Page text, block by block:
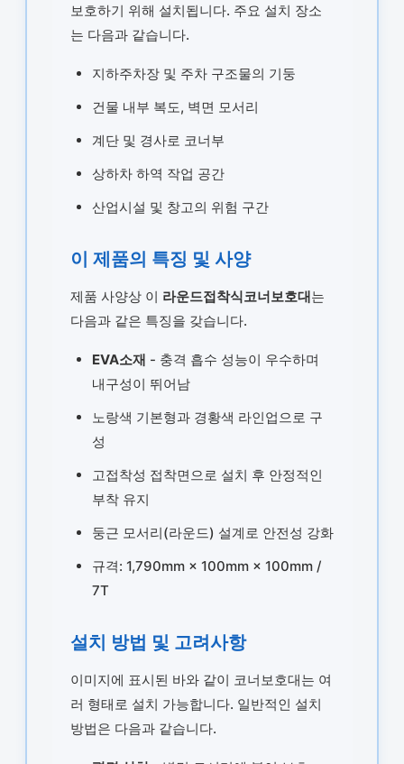
보호하기 위해 설치됩니다. 주요 설치 장소
는 다음과 같습니다.
지하주차장 및 주차 구조물의 기둥
건물 내부 복도, 벽면 모서리
계단 및 경사로 코너부
상하차 하역 작업 공간
산업시설 및 창고의 위험 구간
이 제품의 특징 및 사양
제품 사양상 이 라운드접착식코너보호대는
다음과 같은 특징을 갖습니다.
EVA소재 - 충격 흡수 성능이 우수하며
내구성이 뛰어남
노랑색 기본형과 경황색 라인업으로 구
성
고접착성 접착면으로 설치 후 안정적인
부착 유지
둥근 모서리(라운드) 설계로 안전성 강화
규격: 1,790mm × 100mm × 100mm /
7T
설치 방법 및 고려사항
이미지에 표시된 바와 같이 코너보호대는 여
러 형태로 설치 가능합니다. 일반적인 설치
방법은 다음과 같습니다.